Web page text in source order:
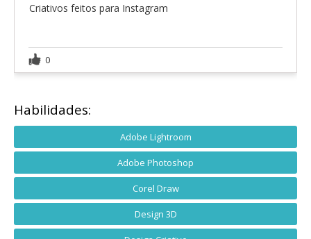
Criativos feitos para Instagram
0
Habilidades:
Adobe Lightroom
Adobe Photoshop
Corel Draw
Design 3D